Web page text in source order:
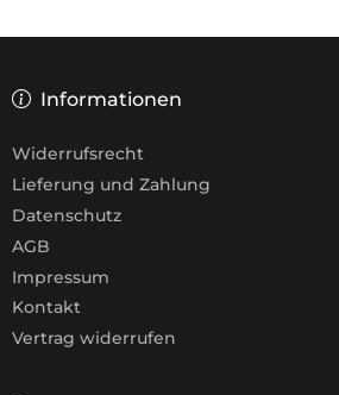
Informationen
Widerrufsrecht
Lieferung und Zahlung
Datenschutz
AGB
Impressum
Kontakt
Vertrag widerrufen